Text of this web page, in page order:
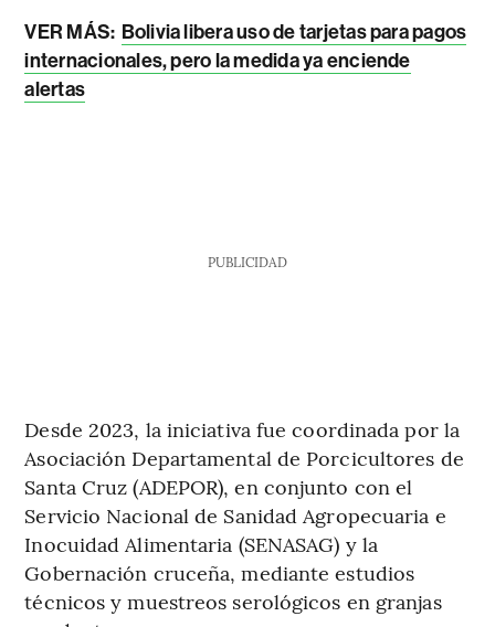
VER MÁS: Bolivia libera uso de tarjetas para pagos
internacionales, pero la medida ya enciende
alertas
PUBLICIDAD
Desde 2023, la iniciativa fue coordinada por la
Asociación Departamental de Porcicultores de
Santa Cruz (ADEPOR), en conjunto con el
Servicio Nacional de Sanidad Agropecuaria e
Inocuidad Alimentaria (SENASAG) y la
Gobernación cruceña, mediante estudios
técnicos y muestreos serológicos en granjas